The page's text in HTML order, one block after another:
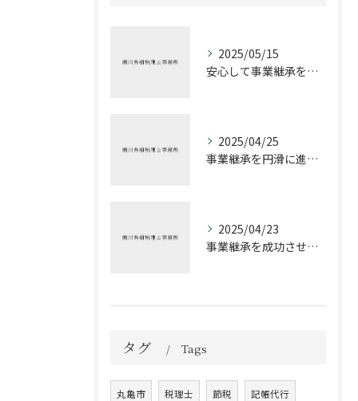
2025/05/15
安心して事業継承を進める方法
2025/04/25
事業継承を円滑に進めるための税理士の役割
2025/04/23
事業継承を成功させるための税務戦略
タグ Tags
丸亀市 税理士 節税 記帳代行